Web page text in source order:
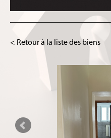
< Retour à la liste des biens